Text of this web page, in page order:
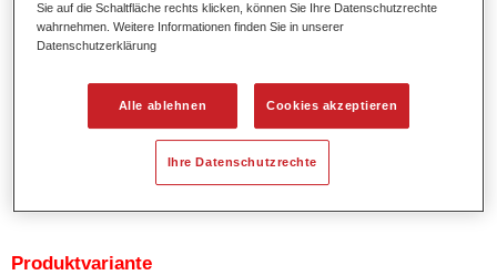
Produktmerkmale
Erlaubt eine einfache und schnelle Verarbeitung in 1,5
Ermöglicht schnelle Trocknungszeiten.
Bietet ein hohes Deckvermögen.
Besitzt einen exzellenten Decklackstand.
Entspricht den VOC Anforderungen.
Produktvariante
Sie auf die Schaltfläche rechts klicken, können Sie Ihre Datenschutzrechte
wahrnehmen. Weitere Informationen finden Sie in unserer
Datenschutzerklärung
Alle ablehnen Cookies akzeptieren
Ihre Datenschutzrechte